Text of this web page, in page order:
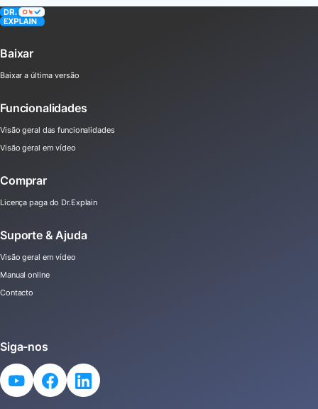
Baixar
Baixar a última versão
Funcionalidades
Visão geral das funcionalidades
Visão geral em vídeo
Comprar
Licença paga do Dr.Explain
Suporte & Ajuda
Visão geral em vídeo
Manual online
Contacto
Siga-nos